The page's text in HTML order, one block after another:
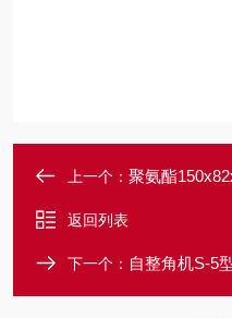
上一个： 聚氨酯
返回列表
下一个： 自整角机S-5